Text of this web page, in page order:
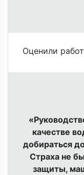
Оценили
качестве
добираться
Страха не
защиты,